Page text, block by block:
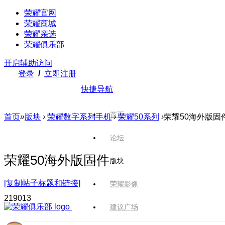
荣耀官网
荣耀商城
荣耀亲选
荣耀俱乐部
开启辅助访问
登录 / 立即注册
快捷导航
首页
论坛
版块
荣耀影像
建议广场
首页»版块 › 荣耀数字系列手机 › 荣耀50系列 ›荣耀50海外版固
荣耀50海外版固件
[复制帖子标题和链接]
219013